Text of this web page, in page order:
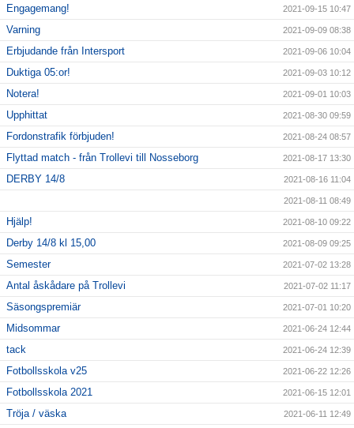
Engagemang! 2021-09-15 10:47
Varning 2021-09-09 08:38
Erbjudande från Intersport 2021-09-06 10:04
Duktiga 05:or! 2021-09-03 10:12
Notera! 2021-09-01 10:03
Upphittat 2021-08-30 09:59
Fordonstrafik förbjuden! 2021-08-24 08:57
Flyttad match - från Trollevi till Nosseborg 2021-08-17 13:30
DERBY 14/8 2021-08-16 11:04
2021-08-11 08:49
Hjälp! 2021-08-10 09:22
Derby 14/8 kl 15,00 2021-08-09 09:25
Semester 2021-07-02 13:28
Antal åskådare på Trollevi 2021-07-02 11:17
Säsongspremiär 2021-07-01 10:20
Midsommar 2021-06-24 12:44
tack 2021-06-24 12:39
Fotbollsskola v25 2021-06-22 12:26
Fotbollsskola 2021 2021-06-15 12:01
Tröja / väska 2021-06-11 12:49